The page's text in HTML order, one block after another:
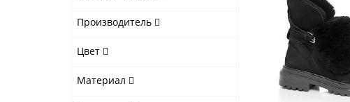
Производитель
Цвет
Материал